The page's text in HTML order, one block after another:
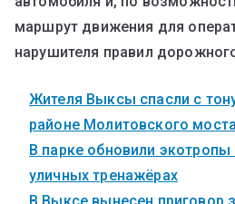
маршрут движения для
нарушителя правил
Жителя Выксы спасли с
районе Молитовского моста
В парке обновили экотропы
уличных тренажёрах
В Выксе вынесен приговор